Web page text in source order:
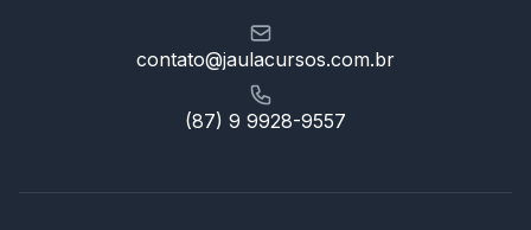
contato@jaulacursos.com.br
(87) 9 9928-9557